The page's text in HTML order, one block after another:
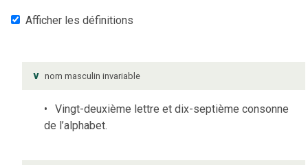
Afficher les définitions
v nom masculin invariable
Vingt-deuxième lettre et dix-septième consonne
de l’alphabet.